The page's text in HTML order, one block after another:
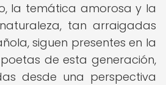
la temática amorosa y la
tan arraigadas
siguen presentes en la
de esta generación,
desde una perspectiva